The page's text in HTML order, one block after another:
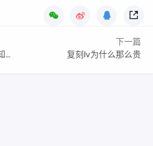
)
下一篇
复刻lv为什么那么贵